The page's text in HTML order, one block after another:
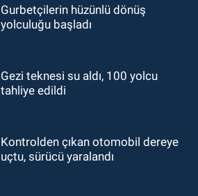
Gurbetçilerin hüzünlü dönüş
yolculuğu başladı
Gezi teknesi su aldı, 100 yolcu
tahliye edildi
Kontrolden çıkan otomobil dereye
uçtu, sürücü yaralandı